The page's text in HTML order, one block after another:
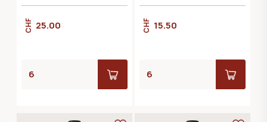
CHF 25.00 CHF 15.50